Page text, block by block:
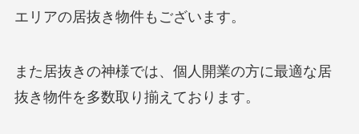
エリアの居抜き物件もございます。
また居抜きの神様では、個人開業の方に最適な居
抜き物件を多数取り揃えております。